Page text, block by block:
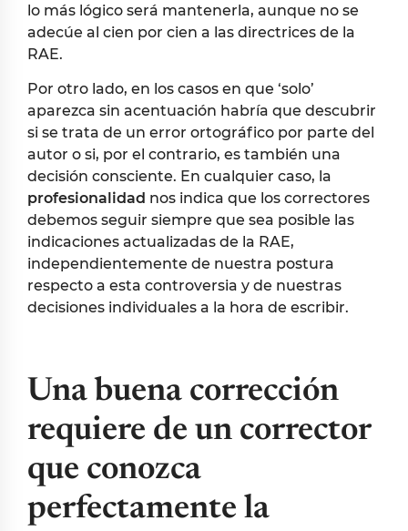
lo más lógico será mantenerla, aunque no se
adecúe al cien por cien a las directrices de la
RAE.
Por otro lado, en los casos en que ‘solo’
aparezca sin acentuación habría que descubrir
si se trata de un error ortográfico por parte del
autor o si, por el contrario, es también una
decisión consciente. En cualquier caso, la
profesionalidad nos indica que los correctores
debemos seguir siempre que sea posible las
indicaciones actualizadas de la RAE,
independientemente de nuestra postura
respecto a esta controversia y de nuestras
decisiones individuales a la hora de escribir.
Una buena corrección
requiere de un corrector
que conozca
perfectamente la